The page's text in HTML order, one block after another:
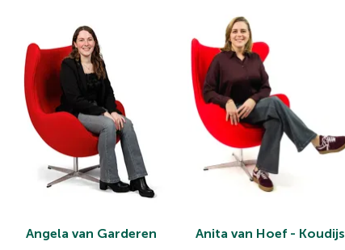
Angela van Garderen
Anita van Hoef - Koudijs